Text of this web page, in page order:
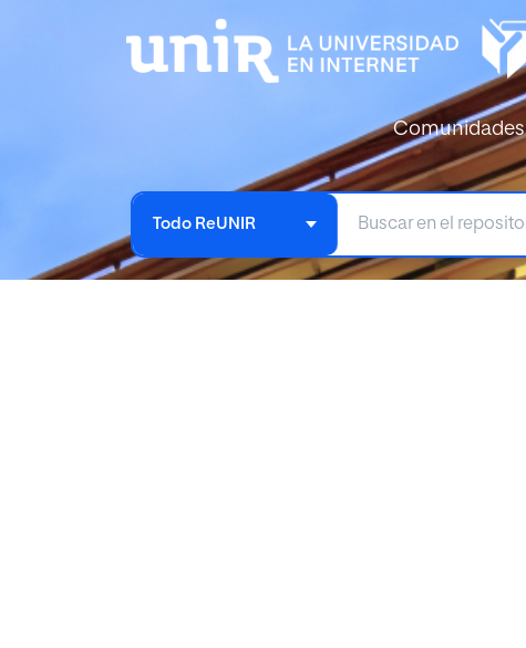
Comunidades
Todo ReUNIR